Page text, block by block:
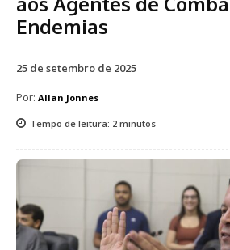
Endemias
25 de setembro de 2025
Por: Allan Jonnes
Tempo de leitura: 2 minutos